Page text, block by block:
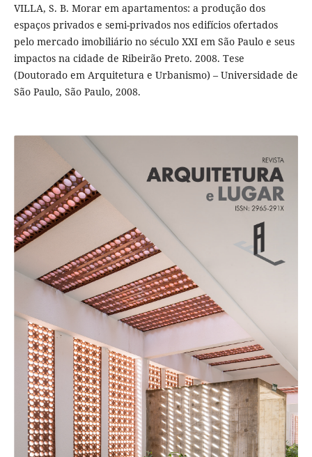
VILLA, S. B. Morar em apartamentos: a produção dos
espaços privados e semi-privados nos edifícios ofertados
pelo mercado imobiliário no século XXI em São Paulo e seus
impactos na cidade de Ribeirão Preto. 2008. Tese
(Doutorado em Arquitetura e Urbanismo) – Universidade de
São Paulo, São Paulo, 2008.